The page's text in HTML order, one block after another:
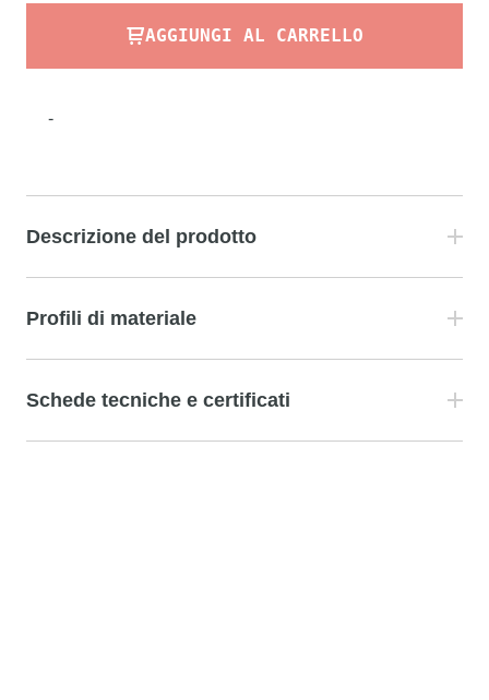
AGGIUNGI AL CARRELLO
-
Descrizione del prodotto
Profili di materiale
Schede tecniche e certificati